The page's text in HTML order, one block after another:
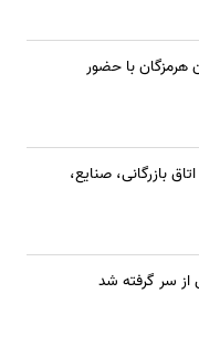
با حضور
بازرگانی، صنایع،
از سر گرفته شد